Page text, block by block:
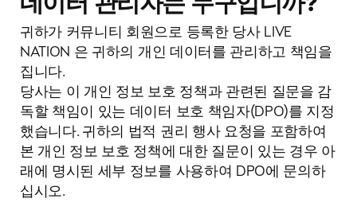
귀하가 커뮤니티 회원으로 등록한 당사 LIVE
NATION 은 귀하의 개인 데이터를 관리하고 책임을
집니다.
당사는 이 개인 정보 보호 정책과 관련된 질문을 감
독할 책임이 있는 데이터 보호 책임자(DPO)를 지정
했습니다. 귀하의 법적 권리 행사 요청을 포함하여
본 개인 정보 보호 정책에 대한 질문이 있는 경우 아
래에 명시된 세부 정보를 사용하여 DPO에 문의하
십시오.